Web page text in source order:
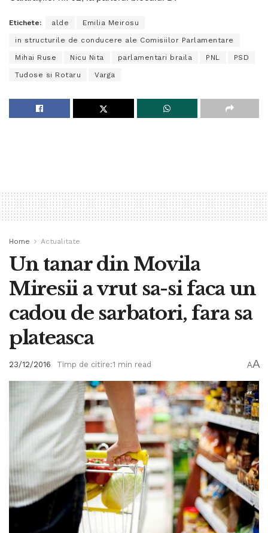
Etichete: alde Emilia Meirosu
in structurile de conducere ale Comisiilor Parlamentare
Mihai Ruse Nicu Nita parlamentari braila PNL PSD
Tudose si Rotaru Varga
Home Actualitate
Un tanar din Movila
Miresii a vrut sa-si faca un
cadou de sarbatori, fara sa
plateasca
23/12/2016 Timp de citire:1 min read AA